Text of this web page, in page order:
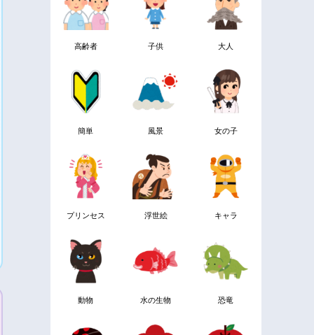
高齢者 子供 大人
簡単 風景 女の子
プリンセス 浮世絵 キャラ
動物 水の生物 恐竜